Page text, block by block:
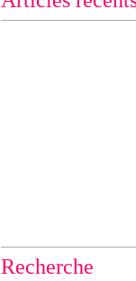
Recherche